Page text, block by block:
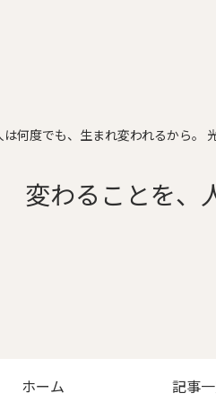
は何度でも、生まれ変われるから。
変わることを、
ホーム 記事